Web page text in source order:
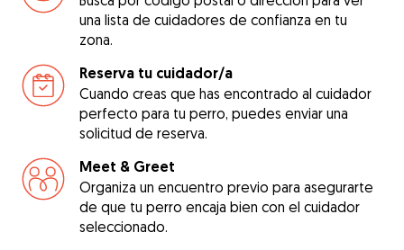
una lista de cuidadores de confianza en tu
zona.
Reserva tu cuidador/a
Cuando creas que has encontrado al cuidador
perfecto para tu perro, puedes enviar una
solicitud de reserva.
Meet & Greet
Organiza un encuentro previo para asegurarte
de que tu perro encaja bien con el cuidador
seleccionado.